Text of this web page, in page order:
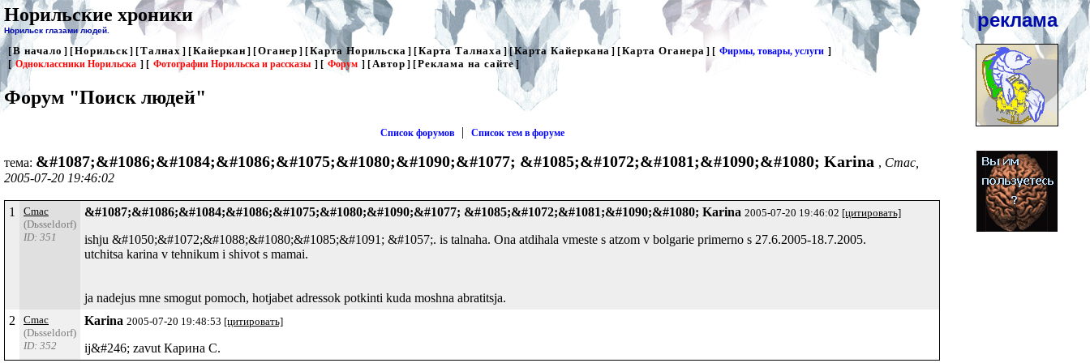
Норильские хроники
Норильск глазами людей.
[В начало ] [Норильск] [Талнах ] [Кайеркан ] [Оганер ] [Карта Норильска ] [Карта Талнаха ] [Карта Кайеркана] [Карта Оганера ] [ Фирмы, товары, услуги ]
[ Одноклассники Норильска ] [ Фотографии Норильска и рассказы ] [ Форум ] [Автор ] [Реклама на сайте]
Форум "Поиск людей"
Список форумов | Список тем в форуме
тема: &#1087;&#1086;&#1084;&#1086;&#1075;&#1080;&#1090;&#1077; &#1085;&#1072;&#1081;&#1090;&#1080; Karina , Cmac,
2005-07-20 19:46:02
1
Cmac
(Dьsseldorf)
ID: 351
&#1087;&#1086;&#1084;&#1086;&#1075;&#1080;&#1090;&#1077; &#1085;&#1072;&#1081;&#1090;&#1080; Karina 2005-07-20 19:46:02 [цитировать]
ishju &#1050;&#1072;&#1088;&#1080;&#1085;&#1091; &#1057;. is talnaha. Ona atdihala vmeste s atzom v bolgarie primerno s 27.6.2005-18.7.2005.
utchitsa karina v tehnikum i shivot s mamai.
ja nadejus mne smogut pomoch, hotjabet adressok potkinti kuda moshna abratitsja.
2
Cmac
(Dьsseldorf)
ID: 352
Karina 2005-07-20 19:48:53 [цитировать]
ij&#246; zavut Карина С.
реклама